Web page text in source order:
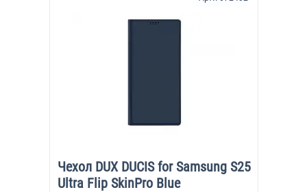
Чехол DUX DUCIS for Samsung S25
Ultra Flip SkinPro Blue